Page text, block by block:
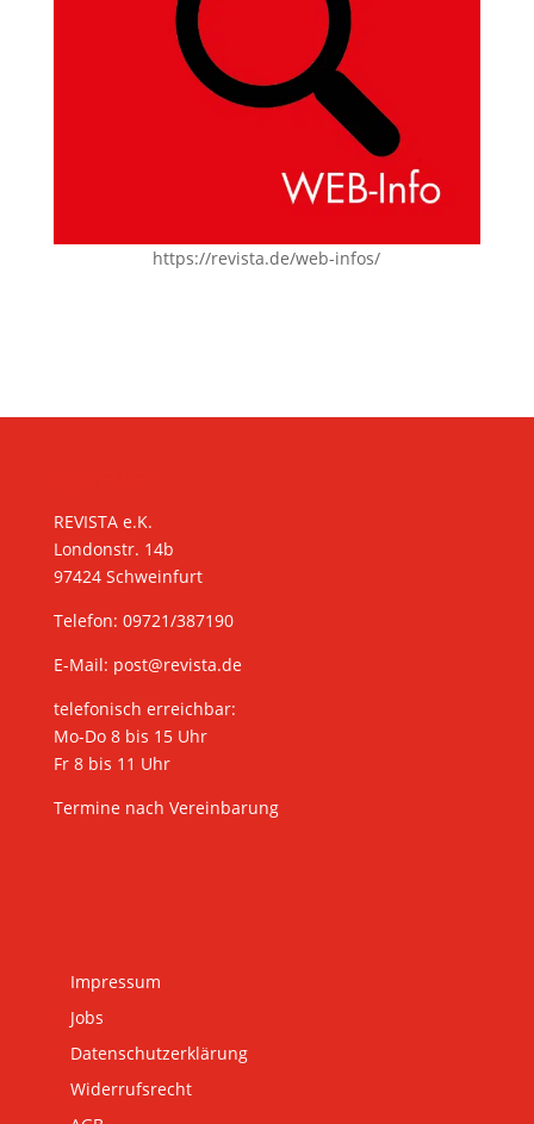
https://revista.de/web-infos/
REVISTA e.K.
Londonstr. 14b
97424 Schweinfurt
Telefon: 09721/387190
E-Mail: post@revista.de
telefonisch erreichbar:
Mo-Do 8 bis 15 Uhr
Fr 8 bis 11 Uhr
Termine nach Vereinbarung
Impressum
Jobs
Datenschutzerklärung
Widerrufsrecht